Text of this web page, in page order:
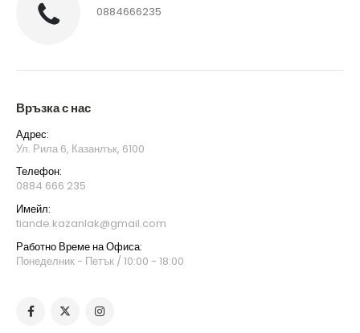
0884666235
Връзка с нас
Адрес:
Ул. Рила 6, Казанлък, 6100
Телефон:
0884 666 235
Имейл:
tiande.kazanlak@gmail.com
Работно Време на Офиса:
Понеделник - Петък / 10:00 - 18:00